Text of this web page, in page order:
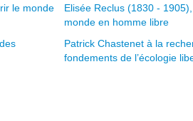
Elisée Reclus (1830 -
monde en homme libre
Patrick Chastenet à la
fondements de l’écologie